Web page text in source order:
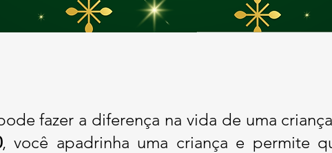
fazer a diferença na vida de uma
, você apadrinha uma criança e permite